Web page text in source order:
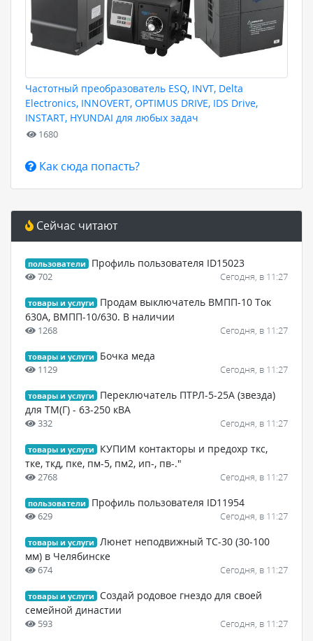
Частотный преобразователь ESQ, INVT, Delta
Electronics, INNOVERT, OPTIMUS DRIVE, IDS Drive,
INSTART, HYUNDAI для любых задач
1680
Как сюда попасть?
Сейчас читают
пользователи Профиль пользователя ID15023
702 Сегодня, в 11:27
товары и услуги
Продам выключатель ВМПП-10 Ток
630А, ВМПП-10/630. В наличии
1268 Сегодня, в 11:27
товары и услуги Бочка меда
1129 Сегодня, в 11:27
товары и услуги
Переключатель ПТРЛ-5-25А (звезда)
для ТМ(Г) - 63-250 кВА
332 Сегодня, в 11:27
товары и услуги
КУПИМ контакторы и предохр ткс,
тке, ткд, пке, пм-5, пм2, ип-, пв-."
2768 Сегодня, в 11:27
пользователи Профиль пользователя ID11954
629 Сегодня, в 11:27
товары и услуги
Люнет неподвижный ТС-30 (30-100
мм) в Челябинске
674 Сегодня, в 11:27
товары и услуги
Создай родовое гнездо для своей
семейной династии
593 Сегодня, в 11:27